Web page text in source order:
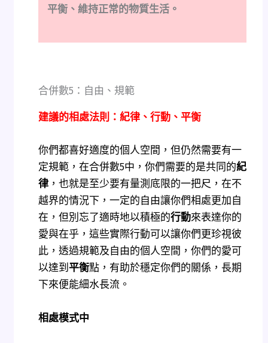
平衡、維持正常的物質生活。
合併數5：自由、規範
建議的相處法則：紀律、行動、平衡
你們都喜好適度的個人空間，但仍然需要有一
定規範，在合併數5中，你們需要的是共同的紀
律，也就是至少要有量測底限的一把尺，在不
越界的情況下，一定的自由讓你們相處更加自
在，但別忘了適時地以積極的行動來表達你的
愛與在乎，這些實際行動可以讓你們更珍視彼
此，透過規範及自由的個人空間，你們的愛可
以達到 平衡點，有助於穩定你們的關係，長期
下來便能細水長流。
相處模式中